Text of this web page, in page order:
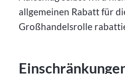
allgemeinen Rabatt für
Großhandelsrolle